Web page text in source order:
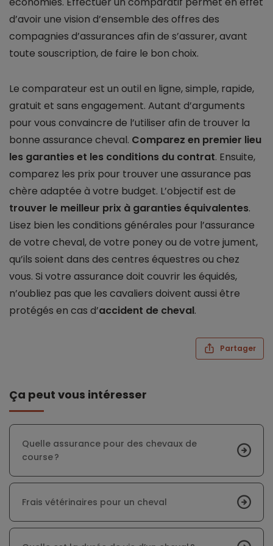
d’avoir une vision d’ensemble des offres des
compagnies d’assurances afin de s’assurer, avant
toute souscription, de faire le bon choix.
Le comparateur est un outil en ligne, simple, rapide,
gratuit et sans engagement. Autant d’arguments
pour vous convaincre de l’utiliser afin de trouver la
bonne assurance cheval. Comparez en premier lieu
les garanties et les conditions du contrat. Ensuite,
comparez les prix pour trouver une assurance pas
chère adaptée à votre budget. L’objectif est de
trouver le meilleur prix à garanties équivalentes.
Lisez bien les conditions générales pour l’assurance
de votre cheval, de votre poney ou de votre jument,
qu’ils soient dans des centres équestres ou chez
vous. Si votre assurance doit couvrir les équidés,
n’oubliez pas que les cavaliers doivent aussi être
protégés en cas d’accident de cheval.
Partager
Ça peut vous intéresser
Quelle assurance pour des chevaux de
course ?
Frais vétérinaires pour un cheval